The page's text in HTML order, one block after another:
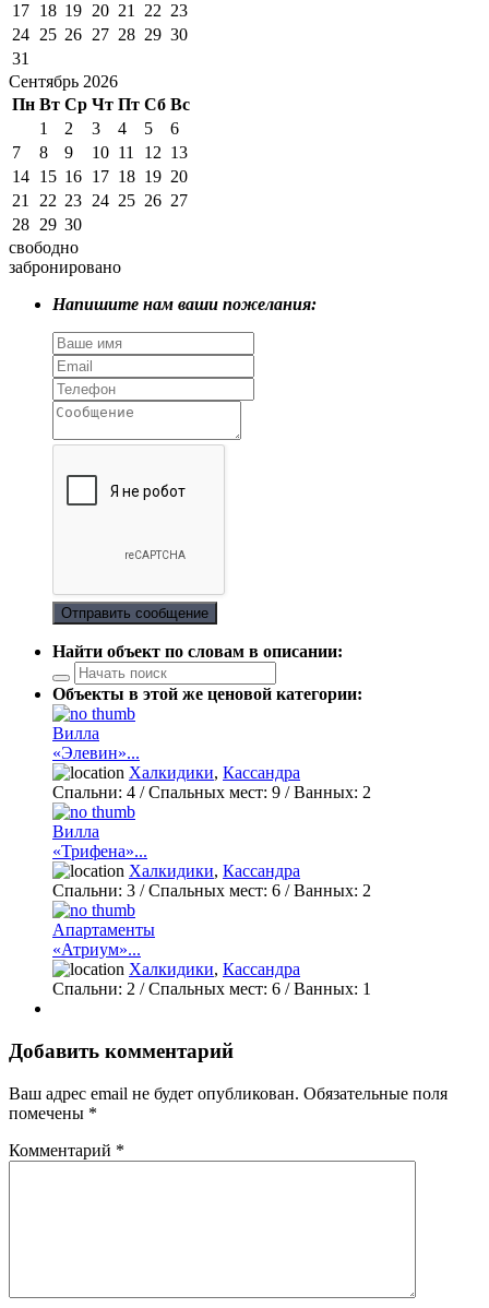
17 18 19 20 21 22 23
24 25 26 27 28 29 30
31
Сентябрь 2026
Пн Вт Ср Чт Пт Сб Вс
1
2 3 4 5
6
7
8 9 10 11 12 13
14 15 16 17 18 19 20
21
22 23 24 25 26 27
28 29 30
свободно
забронировано
Напишите нам ваши пожелания:
Отправить сообщение
Найти объект по словам в описании:
Объекты в этой же ценовой категории:
Вилла
«Элевин»...
Халкидики, Кассандра
Спальни: 4 / Спальных мест: 9 /Ванных: 2
Вилла
«Трифена»...
Халкидики, Кассандра
Спальни: 3 / Спальных мест: 6 /Ванных: 2
Апартаменты
«Атриум»...
Халкидики, Кассандра
Спальни: 2 / Спальных мест: 6 /Ванных: 1
Добавить комментарий
Ваш адрес email не будет опубликован. Обязательные поля
помечены *
Комментарий *